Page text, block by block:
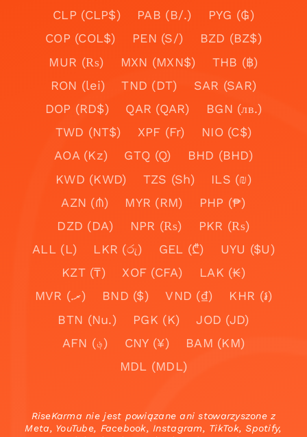
CLP (CLP$)
PAB (B/.)
PYG (₲)
COP (COL$)
PEN (S/)
BZD (BZ$)
MUR (₨)
MXN (MXN$)
THB (฿)
RON (lei)
TND (DT)
SAR (SAR)
DOP (RD$)
QAR (QAR)
BGN (лв.)
TWD (NT$)
XPF (Fr)
NIO (C$)
AOA (Kz)
GTQ (Q)
BHD (BHD)
KWD (KWD)
TZS (Sh)
ILS (₪)
AZN (₼)
MYR (RM)
PHP (₱)
DZD (DA)
NPR (₨)
PKR (₨)
ALL (L)
LKR (රු) GEL (₾)
UYU ($U)
KZT (₸)
XOF (CFA)
LAK (₭)
MVR (.ރ)
BND ($) VND (₫)
KHR (៛)
BTN (Nu.)
PGK (K)
JOD (JD)
AFN (؋)
CNY (¥)
BAM (KM)
MDL (MDL)
RiseKarma nie jest powiązane ani stowarzyszone z
Meta, YouTube, Facebook, Instagram, TikTok, Spotify,